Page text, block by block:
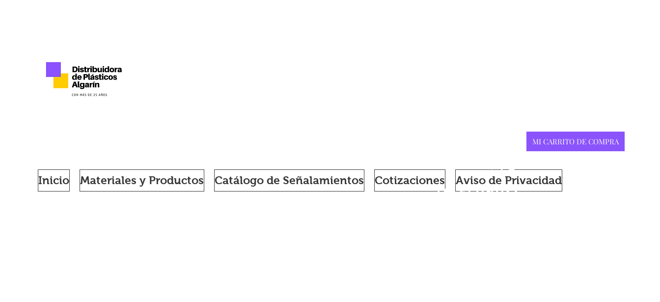
MI CARRITO DE COMPRA
Inicio Materiales y Productos Catálogo de Señalamientos Cotizaciones Aviso de Privacidad
teléfonos: